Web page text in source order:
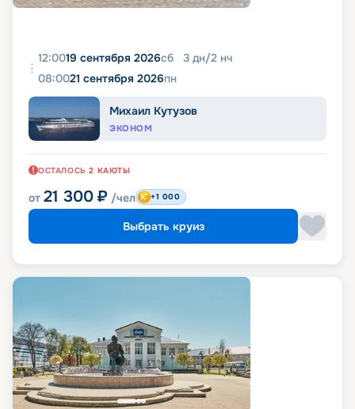
12:0019 сентября 2026сб 3 дн/2 нч
08:0021 сентября 2026пн
Михаил Кутузов
ЭКОНОМ
ОСТАЛОСЬ 2 КАЮТЫ
от 21 300 ₽ /чел +1 000
Выбрать круиз